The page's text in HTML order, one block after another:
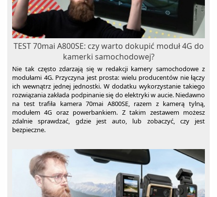
TEST 70mai A800SE: czy warto dokupić moduł 4G do
kamerki samochodowej?
Nie tak często zdarzają się w redakcji kamery samochodowe z
modułami 4G. Przyczyna jest prosta: wielu producentów nie łączy
ich wewnątrz jednej jednostki. W dodatku wykorzystanie takiego
rozwiązania zakłada podpinanie się do elektryki w aucie. Niedawno
na test trafiła kamera 70mai A800SE, razem z kamerą tylną,
modułem 4G oraz powerbankiem. Z takim zestawem możesz
zdalnie sprawdzać, gdzie jest auto, lub zobaczyć, czy jest
bezpieczne.